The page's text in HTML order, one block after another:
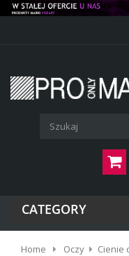
CATEGORY
Home Oczy Cienie